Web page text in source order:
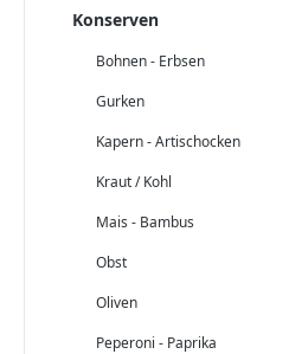
Konserven
Bohnen - Erbsen
Gurken
Kapern - Artischocken
Kraut / Kohl
Mais - Bambus
Obst
Oliven
Peperoni - Paprika